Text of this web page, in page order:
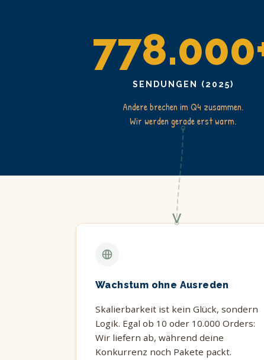
SENDUNGEN (2025)
Andere brechen im Q4 zusammen.
Wir werden gerade erst warm.
Wachstum ohne Ausreden
Skalierbarkeit ist kein Glück, sondern
Logik. Egal ob 10 oder 10.000 Orders:
Wir liefern ab, während deine
Konkurrenz noch Pakete packt.